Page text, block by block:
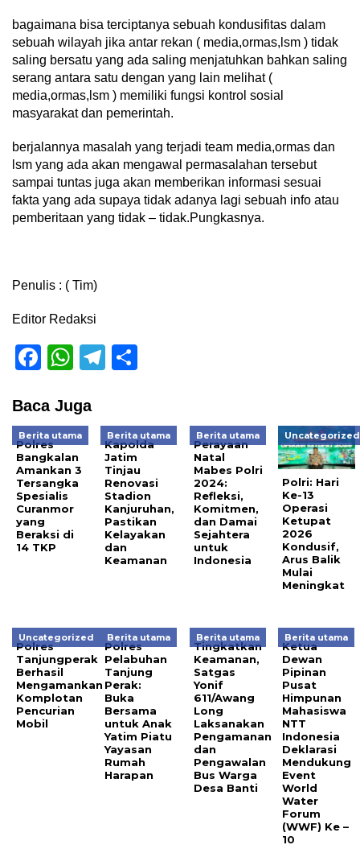
bagaimana bisa terciptanya sebuah kondusifitas dalam
sebuah wilayah jika antar rekan ( media,ormas,lsm ) tidak
saling bersatu yang ada saling menjatuhkan bahkan saling
serang antara satu dengan yang lain melihat (
media,ormas,lsm ) memiliki fungsi kontrol sosial
masyarakat dan pemerintah.
berjalannya masalah yang terjadi team media,ormas dan
lsm yang ada akan mengawal permasalahan tersebut
sampai tuntas juga akan memberikan informasi sesuai
fakta yang ada supaya tidak adanya lagi sebuah info atau
pemberitaan yang tidak – tidak.Pungkasnya.
Penulis : ( Tim)
Editor Redaksi
Facebook
WhatsApp
Telegram
Baca Juga
Berita utama
Polres
Bangkalan
Amankan 3
Tersangka
Spesialis
Curanmor
yang
Beraksi di
14 TKP
Berita utama
Kapolda
Jatim
Tinjau
Renovasi
Stadion
Kanjuruhan,
Pastikan
Kelayakan
dan
Keamanan
Berita utama
Perayaan
Natal
Mabes Polri
2024:
Refleksi,
Komitmen,
dan Damai
Sejahtera
untuk
Indonesia
Uncategorized
Polri: Hari
Ke-13
Operasi
Ketupat
2026
Kondusif,
Arus Balik
Mulai
Meningkat
Uncategorized
Polres
Tanjungperak
Berhasil
Mengamankan
Komplotan
Pencurian
Mobil
Berita utama
Polres
Pelabuhan
Tanjung
Perak:
Buka
Bersama
untuk Anak
Yatim Piatu
Yayasan
Rumah
Harapan
Berita utama
Tingkatkan
Keamanan,
Satgas
Yonif
611/Awang
Long
Laksanakan
Pengamanan
dan
Pengawalan
Bus Warga
Desa Banti
Berita utama
Ketua
Dewan
Pipinan
Pusat
Himpunan
Mahasiswa
NTT
Indonesia
Deklarasi
Mendukung
Event
World
Water
Forum
(WWF) Ke –
10